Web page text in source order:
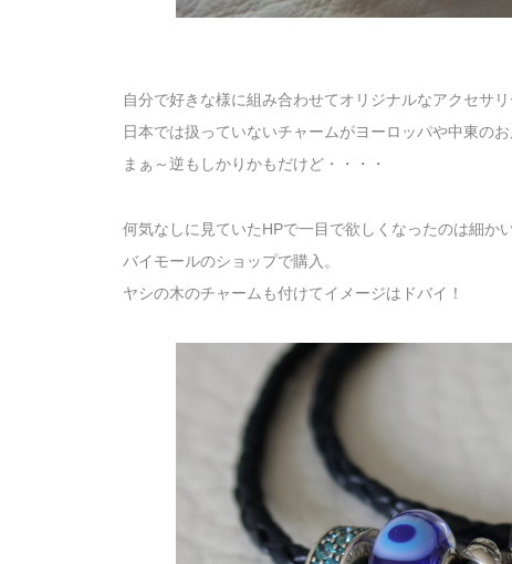
自分で好きな様に組み合わせてオリジナルなアクセサ
日本では扱っていないチャームがヨーロッパや中東のお
まぁ～逆もしかりかもだけど・・・・
何気なしに見ていたHPで一目で欲しくなったのは細か
バイモールのショップで購入。
ヤシの木のチャームも付けてイメージはドバイ！